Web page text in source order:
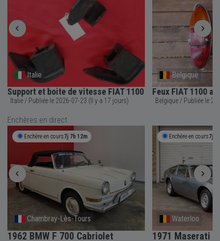
Italie
Support et boite de vitesse FIAT 1100
Italie / Publiée le 2026-07-23 (Il y a 17 jours)
Belgique
Feux FIAT 1100
Enchères en direct
Enchère en cours7j 7h 12m
Chambray-Lès-Tours
1962 BMW F 700 Cabriolet
Enchère en cours7j
Waterloo
1971 Maserati